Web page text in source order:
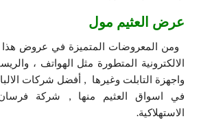
عرض العثيم مول
ومن المعروضات المتميزة في عروض هذا
الالكترونية المتطورة مثل الهواتف ،
واجهزة التابلت وغيرها , أفضل شركات
في اسواق العثيم منها , شركة فرسان
الاستهلاكية.